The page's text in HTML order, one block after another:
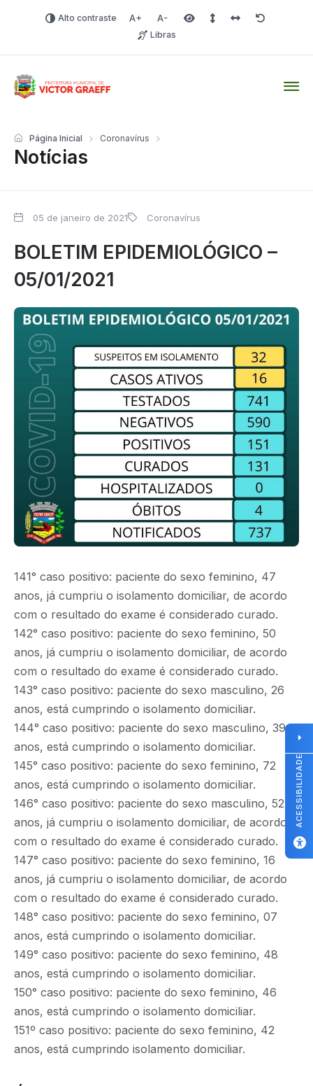
Alto contraste Aumentar fonte
Diminuir fonteÁrea selecionada
Espaçamento de linha
Espaço dos
Redefinir
Libras
Notícias
Página Inicial Coronavírus
05 de janeiro de 2021 Coronavírus
BOLETIM EPIDEMIOLÓGICO –
05/01/2021
141° caso positivo: paciente do sexo feminino, 47
anos, já cumpriu o isolamento domiciliar, de acordo
com o resultado do exame é considerado curado.
142° caso positivo: paciente do sexo feminino, 50
anos, já cumpriu o isolamento domiciliar, de acordo
com o resultado do exame é considerado curado.
143° caso positivo: paciente do sexo masculino, 26
anos, está cumprindo o isolamento domiciliar.
144° caso positivo: paciente do sexo masculino, 39
anos, está cumprindo o isolamento domiciliar.
145° caso positivo: paciente do sexo feminino, 72
anos, está cumprindo o isolamento domiciliar.
146° caso positivo: paciente do sexo masculino, 52
anos, já cumpriu o isolamento domiciliar, de acordo
com o resultado do exame é considerado curado.
147° caso positivo: paciente do sexo feminino, 16
anos, já cumpriu o isolamento domiciliar, de acordo
com o resultado do exame é considerado curado.
148° caso positivo: paciente do sexo feminino, 07
anos, está cumprindo o isolamento domiciliar.
149° caso positivo: paciente do sexo feminino, 48
anos, está cumprindo o isolamento domiciliar.
150° caso positivo: paciente do sexo feminino, 46
anos, está cumprindo o isolamento domiciliar.
151º caso positivo: paciente do sexo feminino, 42
anos, está cumprindo isolamento domiciliar.
ACESSIBILIDADE